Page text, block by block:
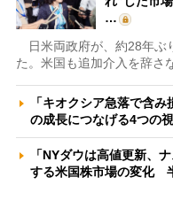
…
日米両政府が、約28年ぶ
た。米国も追加介入を辞さ
「キオクシア急落で含
の成長につなげる4つ
「NYダウは高値更新、
する米国株市場の変化